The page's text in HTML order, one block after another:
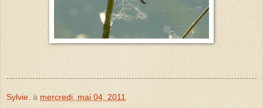
Sylvie. à mercredi, mai 04, 2011